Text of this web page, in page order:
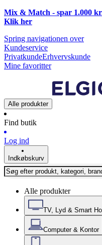
Mix & Match - spar 1.000
Klik her
Spring navigationen over
Kundeservice
PrivatkundeErhvervskunde
Mine favoritter
Alle produkter
Find butik
Log ind
Indkøbskurv
Alle produkter
TV, Lyd & Smart
Computer & Kontor